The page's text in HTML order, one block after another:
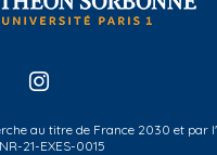
au titre de France 2030 et par
21-EXES-0015